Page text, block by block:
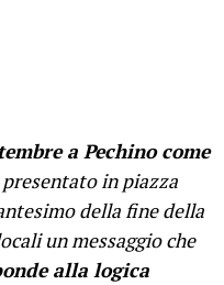
a Pechino come
presentato in piazza
della fine della
un messaggio che
alla logica